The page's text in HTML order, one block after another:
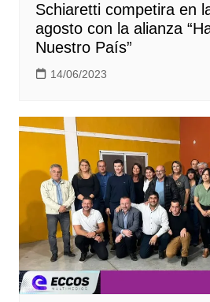
Schiaretti competira en
agosto con la alianza
Nuestro País”
14/06/2023